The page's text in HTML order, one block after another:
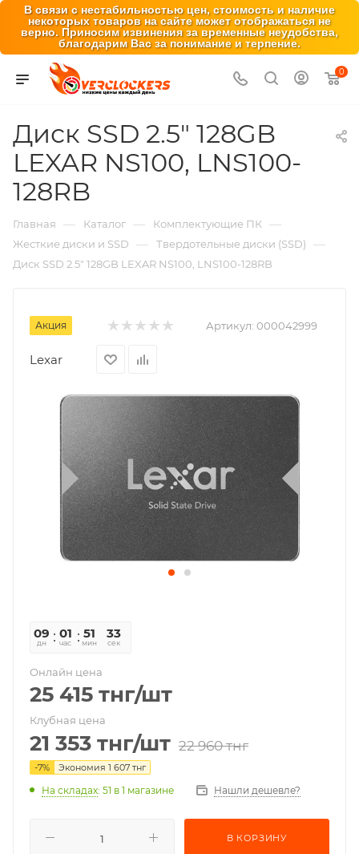
В связи с нестабильностью цен, стоимость и наличие
некоторых товаров на сайте может отображаться не
верно. Приносим извинения за временные неудобства,
благодарим Вас за понимание и терпение.
0
Диск SSD 2.5" 128GB
LEXAR NS100, LNS100-
128RB
Главная — Каталог — Комплектующие ПК —
Жесткие диски и SSD — Твердотельные диски (SSD) —
Диск SSD 2.5" 128GB LEXAR NS100, LNS100-128RB
Акция Артикул: 000042999
Lexar
09
дн
01
час
51
мин
33
сек
Онлайн цена
25 415 тнг/шт
Клубная цена
21 353 тнг/шт 22 960тнг
-7% Экономия 1 607 тнг
На складах: 51 в 1 магазине Нашли дешевле?
В КОРЗИНУ